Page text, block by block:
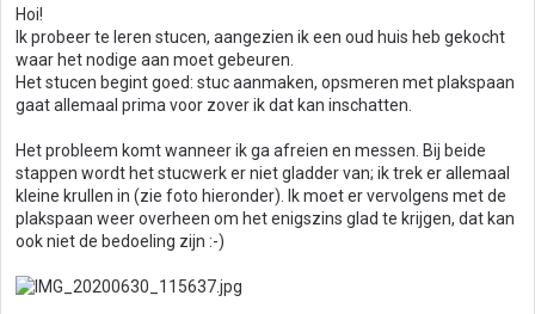
Hoi!
Ik probeer te leren stucen, aangezien ik een oud huis heb gekocht
waar het nodige aan moet gebeuren.
Het stucen begint goed: stuc aanmaken, opsmeren met plakspaan
gaat allemaal prima voor zover ik dat kan inschatten.
Het probleem komt wanneer ik ga afreien en messen. Bij beide
stappen wordt het stucwerk er niet gladder van; ik trek er allemaal
kleine krullen in (zie foto hieronder). Ik moet er vervolgens met de
plakspaan weer overheen om het enigszins glad te krijgen, dat kan
ook niet de bedoeling zijn :-)